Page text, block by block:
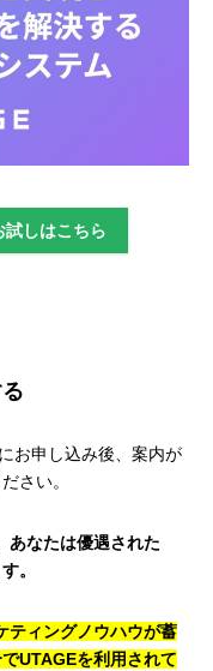
しはこちら
お申し込み後、案内が
さい。
あなたは優遇された
。
ティングノウハウが蓄
UTAGEを利用されて